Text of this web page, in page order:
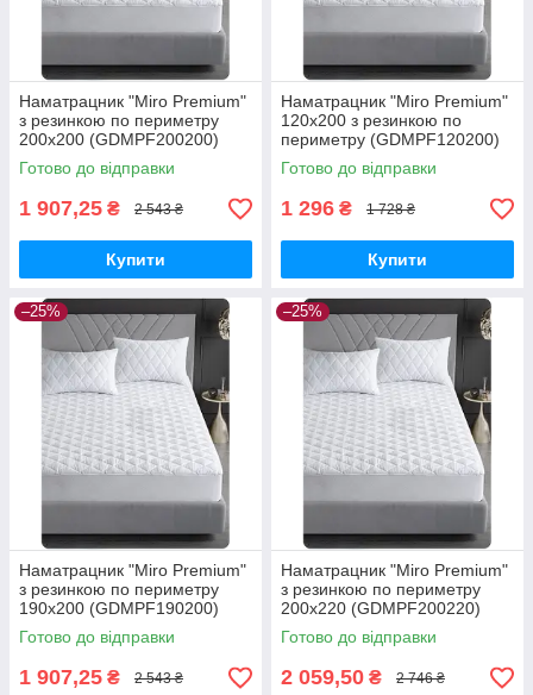
Наматрацник "Miro Premium"
з резинкою по периметру
200x200 (GDMPF200200)
Готово до відправки
1 907,25 ₴ 2 543 ₴
Купити
Наматрацник "Miro Premium"
120x200 з резинкою по
периметру (GDMPF120200)
Готово до відправки
1 296 ₴ 1 728 ₴
Купити
–25%
Наматрацник "Miro Premium"
з резинкою по периметру
190х200 (GDMPF190200)
Готово до відправки
1 907,25 ₴ 2 543 ₴
–25%
Наматрацник "Miro Premium"
з резинкою по периметру
200х220 (GDMPF200220)
Готово до відправки
2 059,50 ₴ 2 746 ₴